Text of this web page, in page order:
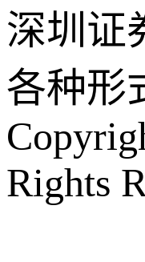
深圳证
各种形
Rights